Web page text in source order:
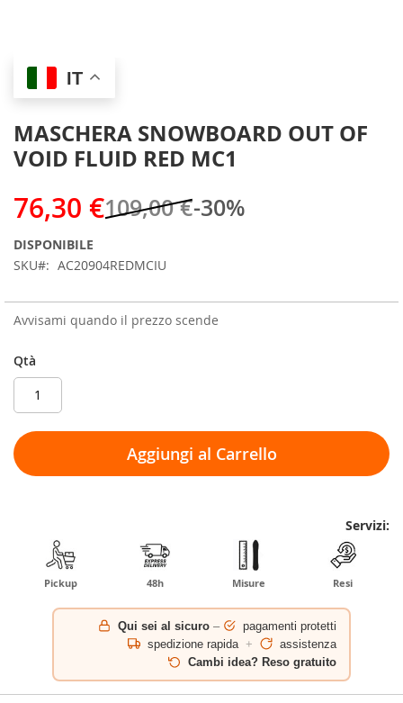
IT
MASCHERA SNOWBOARD OUT OF
VOID FLUID RED MC1
76,30 €109,00 €-30%
DISPONIBILE
SKU
AC20904REDMCIU
Avvisami quando il prezzo scende
Qtà
Aggiungi al Carrello
Servizi:
Pickup 48h Misure Resi
Qui sei al sicuro –
pagamenti protetti
spedizione rapida +
assistenza
Cambi idea? Reso gratuito
Skip
the
of
the